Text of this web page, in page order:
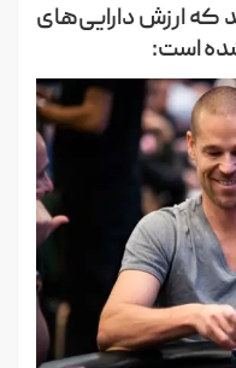
که ارزش دارایی‌های